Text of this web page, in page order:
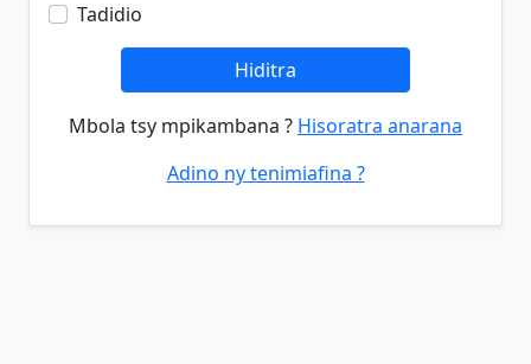
Tadidio
Hiditra
Mbola tsy mpikambana ? Hisoratra anarana
Adino ny tenimiafina ?